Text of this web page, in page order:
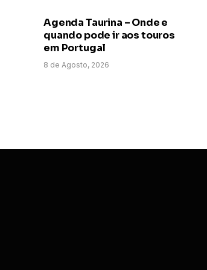
Agenda Taurina – Onde e
quando pode ir aos touros
em Portugal
8 de Agosto, 2026